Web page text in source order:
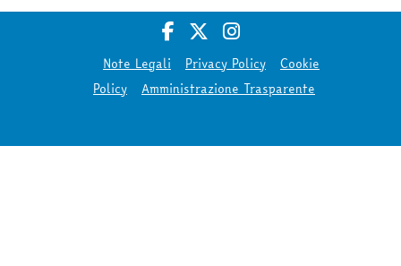
Note Legali Privacy Policy
Cookie
Policy
Amministrazione Trasparente